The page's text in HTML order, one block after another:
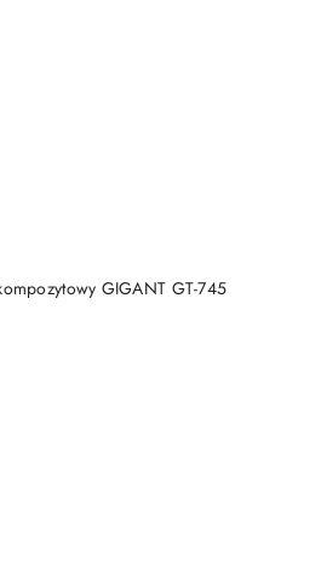
GIGANT GT-745